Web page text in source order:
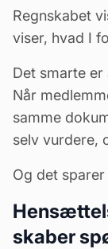
Regnskabet
viser, hvad I
Det smarte er
Når
samme
selv vurdere,
Og det
skaber